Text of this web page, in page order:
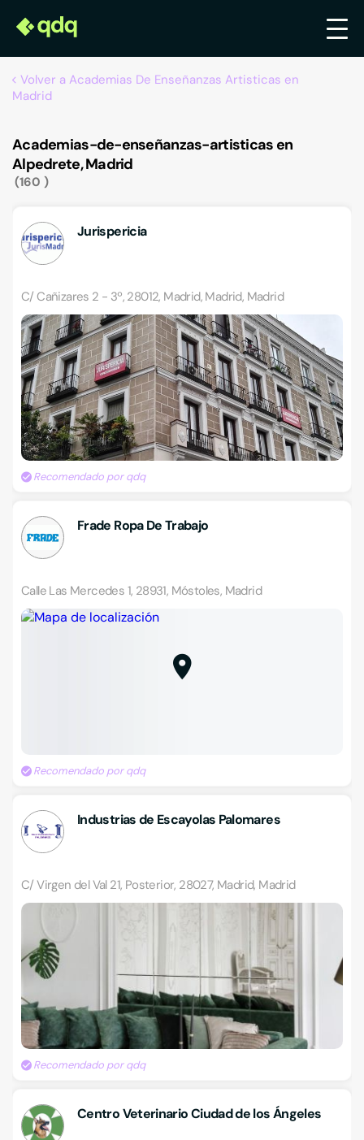
Volver a Academias De Enseñanzas Artisticas en
Madrid
Academias-de-enseñanzas-artisticas en
Alpedrete, Madrid
160
Jurispericia
C/ Cañizares 2 - 3º, 28012, Madrid, Madrid, Madrid
Recomendado por qdq
Frade Ropa De Trabajo
Calle Las Mercedes 1, 28931, Móstoles, Madrid
Recomendado por qdq
Industrias de Escayolas Palomares
C/ Virgen del Val 21, Posterior, 28027, Madrid, Madrid
Recomendado por qdq
Centro Veterinario Ciudad de los Ángeles